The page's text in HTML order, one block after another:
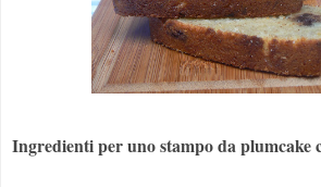
Ingredienti per uno stampo da plumcake